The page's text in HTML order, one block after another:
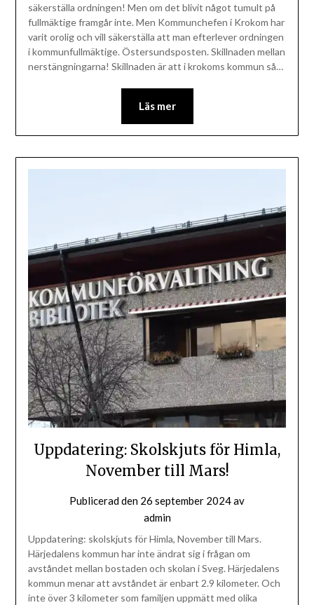
säkerställa ordningen! Men om det blivit något tumult på
fullmäktige framgår inte. Men Kommunchefen i Krokom har
varit orolig och vill säkerställa att man efterlever ordningen
i kommunfullmäktige. Östersundsposten. Skillnaden mellan
nerstängningarna! Skillnaden är att i krokoms kommun så…
Läs mer
Uppdatering: Skolskjuts för Himla,
November till Mars!
Publicerad den 26 september 2024av
admin
Uppdatering: skolskjuts för Himla, November till Mars.
Härjedalens kommun har inte ändrat sig i frågan om
avståndet mellan bostaden och skolan i Sveg. Härjedalens
kommun menar att avståndet är enbart 2.9 kilometer. Och
inte över 3 kilometer som familjen uppmätt med olika